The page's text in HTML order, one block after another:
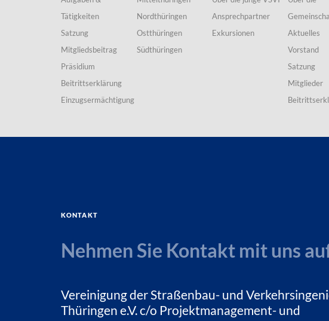
Tätigkeiten
Satzung
Mitgliedsbeitrag
Präsidium
Beitrittserklärung
Einzugsermächtigung
Nordthüringen
Ostthüringen
Südthüringen
Ansprechpartner
Exkursionen
Aktuelles
Vorstand
Satzung
Mitglieder
Kontakt
Nehmen Sie Kontakt mit uns
Vereinigung der Straßenbau- und
Thüringen e.V. c/o Projektmanagement- und